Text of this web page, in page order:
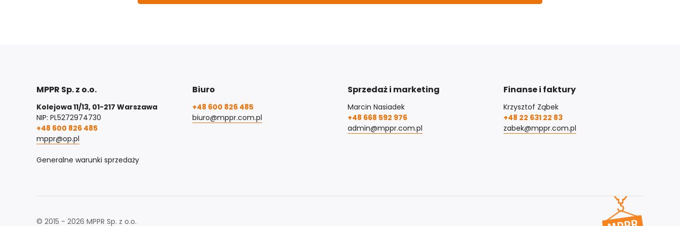
MPPR Sp. z o.o.
Kolejowa 11/13, 01-217 Warszawa
NIP: PL5272974730
+48 600 826 485
mppr@op.pl
Generalne warunki sprzedaży
Biuro
+48 600 826 485
biuro@mppr.com.pl
Sprzedaż i marketing
Marcin Nasiadek
+48 668 592 976
admin@mppr.com.pl
Finanse i faktury
Krzysztof Ząbek
+48 22 631 22 83
zabek@mppr.com.pl
© 2015 - 2026 MPPR Sp. z o.o.